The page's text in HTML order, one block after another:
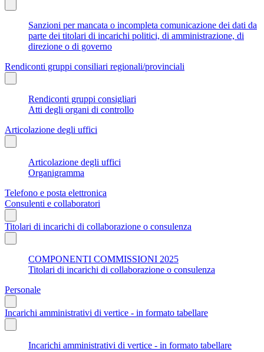
Sanzioni per mancata o incompleta comunicazione dei dati da
parte dei titolari di incarichi politici, di amministrazione, di
direzione o di governo
Rendiconti gruppi consiliari regionali/provinciali
Rendiconti gruppi consigliari
Atti degli organi di controllo
Articolazione degli uffici
Articolazione degli uffici
Organigramma
Telefono e posta elettronica
Consulenti e collaboratori
Titolari di incarichi di collaborazione o consulenza
COMPONENTI COMMISSIONI 2025
Titolari di incarichi di collaborazione o consulenza
Personale
Incarichi amministrativi di vertice - in formato tabellare
Incarichi amministrativi di vertice - in formato tabellare